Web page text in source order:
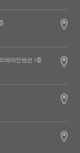
베라컨벤션 1층